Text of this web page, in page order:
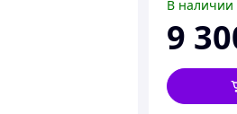
В наличии
9